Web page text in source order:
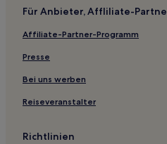
Minneapolis Hotels
Günstige in St. Cloud
Für Anbieter, Affliliate-
Affiliate-Partner-Programm
Presse
Bei uns werben
Reiseveranstalter
Richtlinien